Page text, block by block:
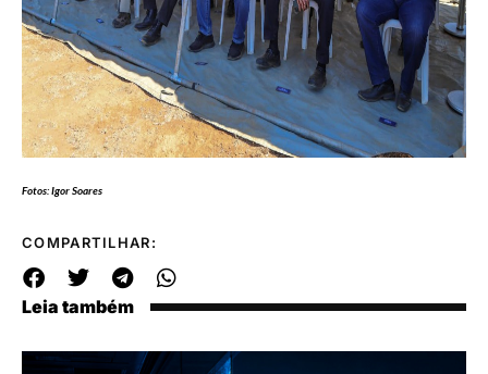
Fotos: Igor Soares
COMPARTILHAR:
Leia também